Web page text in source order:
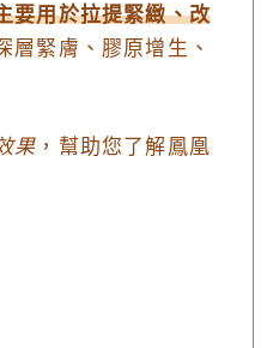
要用於拉提緊緻、改
層緊膚、膠原增生、
果 ，幫助您了解鳳凰